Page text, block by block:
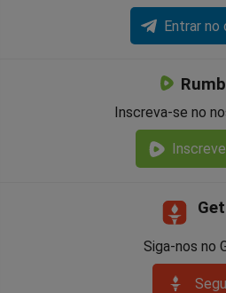
Entrar no
Inscreva-se no
Siga-nos no